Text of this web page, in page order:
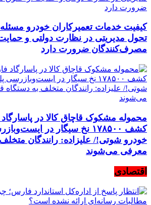
کیفیت خدمات تعمیرکاران خودرو
تحول مدیریتی در نظارت دولتی و
مصرف‌کنندگان ضرورت دارد
محموله مشکوک قاچاق کالا در
کشف ۱۷۸۵۰۰ نخ سیگار در
خودرو شوتی!/ علیزاده: رانندگان
معرفی می‌شوند
اقتصادی